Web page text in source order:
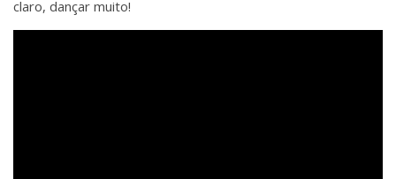
claro, dançar muito!